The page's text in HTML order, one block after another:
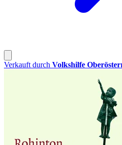
Verkauft durch Volkshilfe